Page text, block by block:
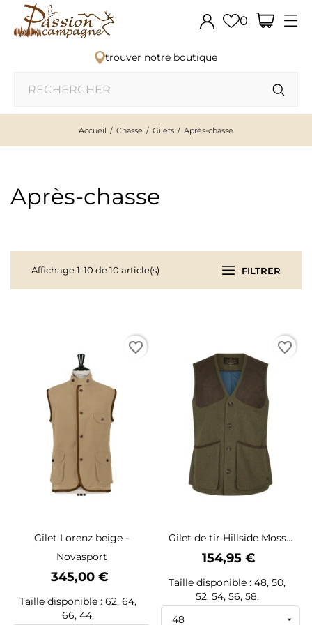
0
trouver notre boutique
Accueil Chasse Gilets Après-chasse
Après-chasse
FILTRER
Affichage 1-10 de 10 article(s)
Gilet Lorenz beige -
Novasport
Prix
345,00 €
Taille disponible : 62, 64,
66, 44,
favorite_border
Gilet de tir Hillside Moss...
Prix
154,95 €
Taille disponible : 48, 50,
52, 54, 56, 58,
favorite_border